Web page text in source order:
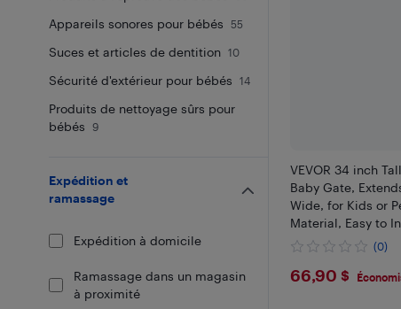
VEVOR 34 inch
Baby Gate,
Wide, for Kids or
Material, Easy to
Stairs, Doorways,
(0)
$66.9
66,90 $
Appareils sonores pour bébés 55
Suces et articles de dentition 10
Sécurité d'extérieur pour bébés 14
Produits de nettoyage sûrs pour
bébés
9
Expédition et
ramassage
Expédition à domicile
Ramassage dans un magasin
à proximité